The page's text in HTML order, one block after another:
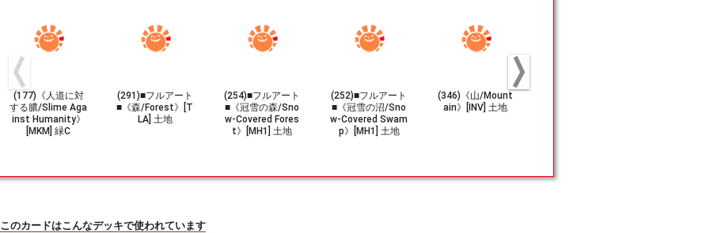
(177)《人道に対
する膿/Slime Aga
inst Humanity》
[MKM] 緑C
(291)■フルアート
■《森/Forest》[T
LA] 土地
(254)■フルアート
■《冠雪の森/Sno
w-Covered Fores
t》[MH1] 土地
(252)■フルアート
■《冠雪の沼/Sno
w-Covered Swam
p》[MH1] 土地
(346)《山/Mount
ain》[INV] 土地
このカードはこんなデッキで使われています